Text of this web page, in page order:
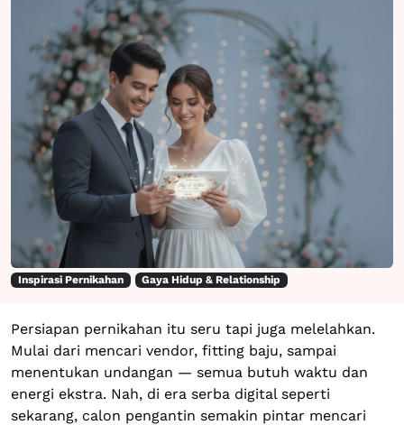
Inspirasi Pernikahan Gaya Hidup & Relationship
Persiapan pernikahan itu seru tapi juga melelahkan.
Mulai dari mencari vendor, fitting baju, sampai
menentukan undangan — semua butuh waktu dan
energi ekstra. Nah, di era serba digital seperti
sekarang, calon pengantin semakin pintar mencari